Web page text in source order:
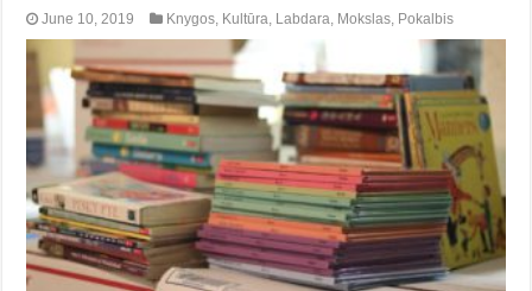
June 10, 2019 Knygos, Kultūra, Labdara, Mokslas, Pokalbis